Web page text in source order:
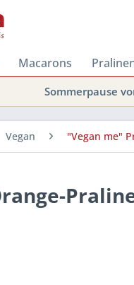
Macarons
Sommerpause
Vegan "Vegan me"